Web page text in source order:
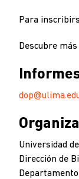
Para
Descubre
Universidad
Dirección de